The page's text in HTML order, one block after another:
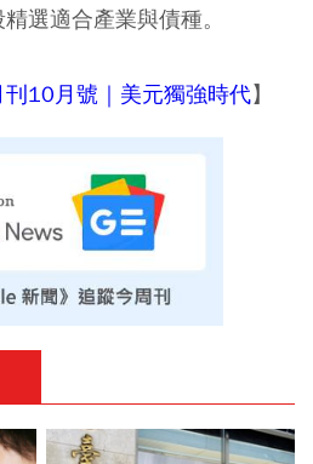
選適合產業與債種。
刊10月號｜美元獨強時代】